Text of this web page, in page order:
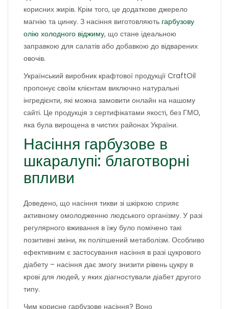
корисних жирів. Крім того, це додаткове джерело
магнію та цинку. З насіння виготовляють гарбузову
олію холодного віджиму, що стане ідеальною
заправкою для салатів або добавкою до відварених
овочів.
Український виробник крафтової продукції CraftOil
пропонує своїм клієнтам виключно натуральні
інгредієнти, які можна замовити онлайн на нашому
сайті. Це продукція з сертифікатами якості, без ГМО,
яка була вирощена в чистих районах України.
Насіння гарбузове в
шкаралупі: благотворні
впливи
Доведено, що насіння тикви зі шкіркою сприяє
активному омолодженню людського організму. У разі
регулярного вживання в їжу було помічено такі
позитивні зміни, як поліпшений метаболізм. Особливо
ефективним є застосування насіння в разі цукрового
діабету – насіння дає змогу знизити рівень цукру в
крові для людей, у яких діагностували діабет другого
типу.
Чим корисне гарбузове насіння? Воно